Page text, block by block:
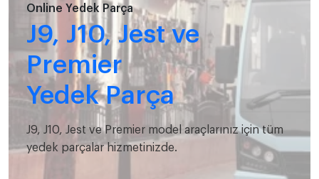
Online Yedek Parça
J9, J10, Jest ve
Premier
Yedek Parça
J9, J10, Jest ve Premier model araçlarınız için tüm
yedek parçalar hizmetinizde.